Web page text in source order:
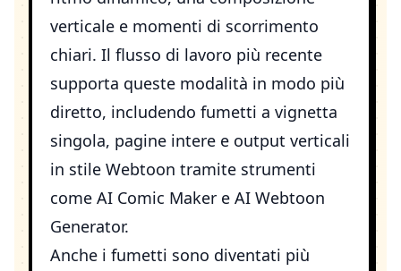
verticale e momenti di scorrimento
chiari. Il flusso di lavoro più recente
supporta queste modalità in modo più
diretto, includendo fumetti a vignetta
singola, pagine intere e output verticali
in stile Webtoon tramite strumenti
come AI Comic Maker e AI Webtoon
Generator.
Anche i fumetti sono diventati più